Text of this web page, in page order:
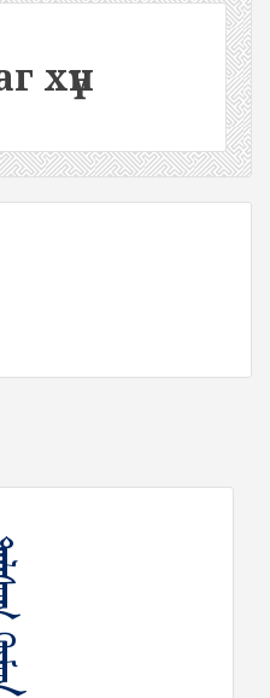
хүн